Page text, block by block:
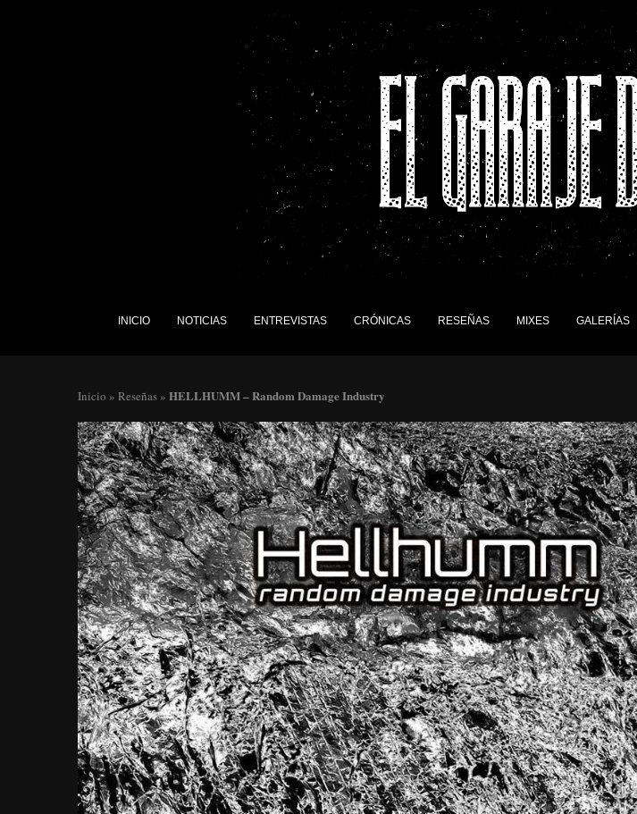
INICIO NOTICIAS ENTREVISTAS CRÓNICAS RESEÑAS MIXES GALERÍAS
Inicio » Reseñas » HELLHUMM – Random Damage Industry